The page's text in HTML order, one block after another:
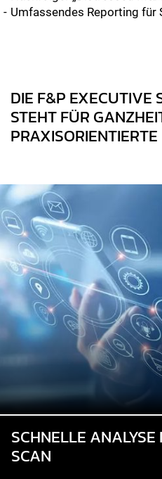
Umfassendes Reporting für
DIE F&P EXECUTIVE
STEHT FÜR
SCHNELLE
SCAN